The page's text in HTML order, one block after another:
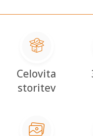
Celovita
storitev